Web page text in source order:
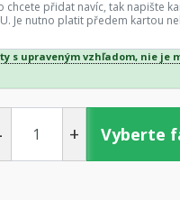
s upraveným vzhľadom, nie je
+ Vyberte